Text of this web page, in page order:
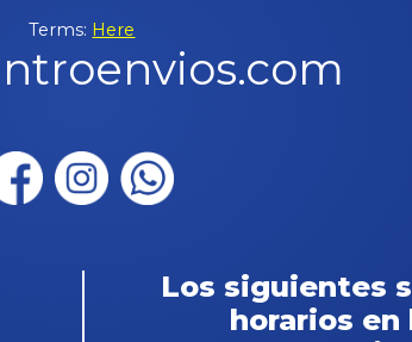
Terms: Here
Los siguientes
horarios en